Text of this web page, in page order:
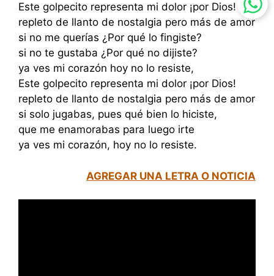
Este golpecito representa mi dolor ¡por Dios!
repleto de llanto de nostalgia pero más de amor
si no me querías ¿Por qué lo fingiste?
si no te gustaba ¿Por qué no dijiste?
ya ves mi corazón hoy no lo resiste,
Este golpecito representa mi dolor ¡por Dios!
repleto de llanto de nostalgia pero más de amor
si solo jugabas, pues qué bien lo hiciste,
que me enamorabas para luego irte
ya ves mi corazón, hoy no lo resiste.
AGREGAR UNA LETRA O NOTICIA